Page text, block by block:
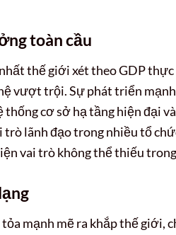
toàn cầu
thế giới xét theo GDP
vượt trội. Sự phát triển
cơ sở hạ tầng hiện đại
lãnh đạo trong nhiều tổ
vai trò không thể thiếu
tỏa mạnh mẽ ra khắp thế giới,